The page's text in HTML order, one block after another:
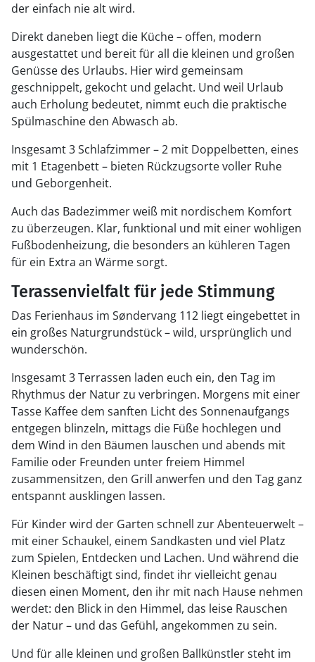
der einfach nie alt wird.
Direkt daneben liegt die Küche – offen, modern
ausgestattet und bereit für all die kleinen und großen
Genüsse des Urlaubs. Hier wird gemeinsam
geschnippelt, gekocht und gelacht. Und weil Urlaub
auch Erholung bedeutet, nimmt euch die praktische
Spülmaschine den Abwasch ab.
Insgesamt 3 Schlafzimmer – 2 mit Doppelbetten, eines
mit 1 Etagenbett – bieten Rückzugsorte voller Ruhe
und Geborgenheit.
Auch das Badezimmer weiß mit nordischem Komfort
zu überzeugen. Klar, funktional und mit einer wohligen
Fußbodenheizung, die besonders an kühleren Tagen
für ein Extra an Wärme sorgt.
Terassenvielfalt für jede Stimmung
Das Ferienhaus im Søndervang 112 liegt eingebettet in
ein großes Naturgrundstück – wild, ursprünglich und
wunderschön.
Insgesamt 3 Terrassen laden euch ein, den Tag im
Rhythmus der Natur zu verbringen. Morgens mit einer
Tasse Kaffee dem sanften Licht des Sonnenaufgangs
entgegen blinzeln, mittags die Füße hochlegen und
dem Wind in den Bäumen lauschen und abends mit
Familie oder Freunden unter freiem Himmel
zusammensitzen, den Grill anwerfen und den Tag ganz
entspannt ausklingen lassen.
Für Kinder wird der Garten schnell zur Abenteuerwelt –
mit einer Schaukel, einem Sandkasten und viel Platz
zum Spielen, Entdecken und Lachen. Und während die
Kleinen beschäftigt sind, findet ihr vielleicht genau
diesen einen Moment, den ihr mit nach Hause nehmen
werdet: den Blick in den Himmel, das leise Rauschen
der Natur – und das Gefühl, angekommen zu sein.
Und für alle kleinen und großen Ballkünstler steht im